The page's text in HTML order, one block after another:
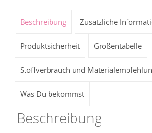
Beschreibung Zusätzliche
Produktsicherheit Größentabelle
Stoffverbrauch und
Was Du bekommst
Beschreibung